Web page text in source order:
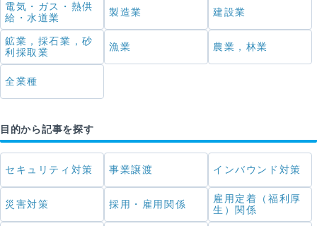
電気・ガス・熱供
給・水道業
製造業 建設業
鉱業，採石業，砂
利採取業
漁業 農業，林業
全業種
目的から記事を探す
セキュリティ対策 事業譲渡 インバウンド対策
災害対策 採用・雇用関係
雇用定着（福利厚
生）関係